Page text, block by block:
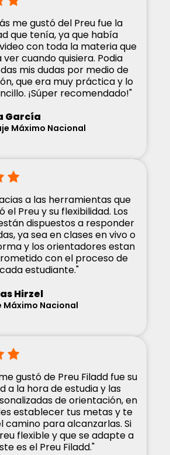
me gustó del Preu fue la
que tenía, ya que había
con toda la materia que
cuando quisiera. Podia
mis dudas por medio de
que era muy práctica y lo
¡Súper recomendado!"
García
Máximo Nacional
a las herramientas que
el Preu y su flexibilidad. Los
dispuestos a responder
ya sea en clases en vivo o
y los orientadores estan
con el proceso de
cada estudiante."
Hirzel
Máximo Nacional
gustó de Preu Filadd fue su
a la hora de estudia y las
de orientación, en
establecer tus metas y te
camino para alcanzarlas. Si
flexible y que se adapte a
es el Preu Filadd."